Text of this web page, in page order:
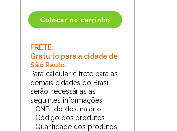
Colocar no carrinho
FRETE:
Gratuito para a cidade de
São Paulo.
Para calcular o frete para as
demais cidades do Brasil,
serão necessárias as
seguintes informações:
- CNPJ do destinatário
- Código dos produtos
- Quantidade dos produtos